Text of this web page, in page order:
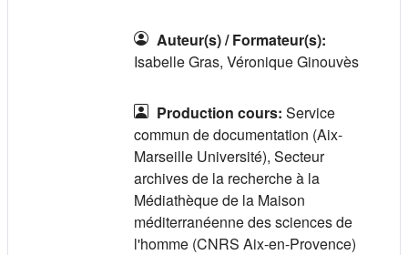
Auteur(s) / Formateur(s):
Isabelle Gras, Véronique Ginouvès
Production cours: Service
commun de documentation (Aix-
Marseille Université), Secteur
archives de la recherche à la
Médiathèque de la Maison
méditerranéenne des sciences de
l'homme (CNRS Aix-en-Provence)